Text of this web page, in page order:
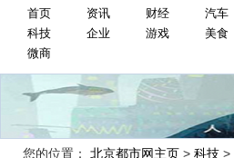
首页 资讯 财经 汽车
科技
企业 游戏 美食
微商
您的位置： 北京都市网主页 > 科技 >